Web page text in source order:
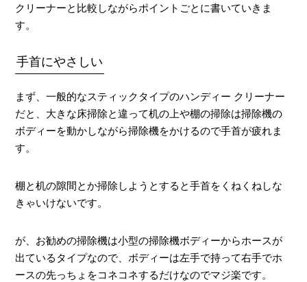
クリーナーと比較しながらポイントごとに書いていきま
す。
手首にやさしい
まず、一般的なスティックタイプのハンディー クリーナー
だと、大きな床掃除と違って机の上や棚の掃除は掃除機の
ボディーを動かしながら掃除機をかけるので手首が疲れま
す。
棚と机の隙間とか掃除しようとすると手首をくねくねしな
きゃいけないです。
が、お勧めの掃除機は小型の掃除機ボディーからホースが
出ているタイプなので、ボディーは左手で持って右手でホ
ースの先っちょをコネコネするだけなのでマジ楽です。